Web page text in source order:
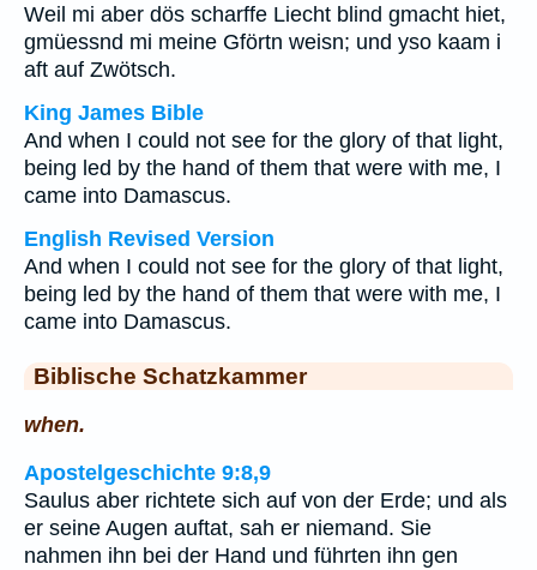
Weil mi aber dös scharffe Liecht blind gmacht hiet,
gmüessnd mi meine Gförtn weisn; und yso kaam i
aft auf Zwötsch.
King James Bible
And when I could not see for the glory of that light,
being led by the hand of them that were with me, I
came into Damascus.
English Revised Version
And when I could not see for the glory of that light,
being led by the hand of them that were with me, I
came into Damascus.
Biblische Schatzkammer
when.
Apostelgeschichte 9:8,9
Saulus aber richtete sich auf von der Erde; und als
er seine Augen auftat, sah er niemand. Sie
nahmen ihn bei der Hand und führten ihn gen